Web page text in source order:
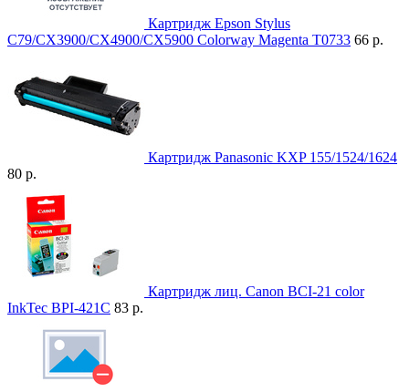
Картридж Epson Stylus
C79/CX3900/CX4900/CX5900 Colorway Magenta T0733 66 р.
Картридж Panasonic KXP 155/1524/1624
80 р.
Картридж лиц. Canon BCI-21 color
InkTec BPI-421C 83 р.